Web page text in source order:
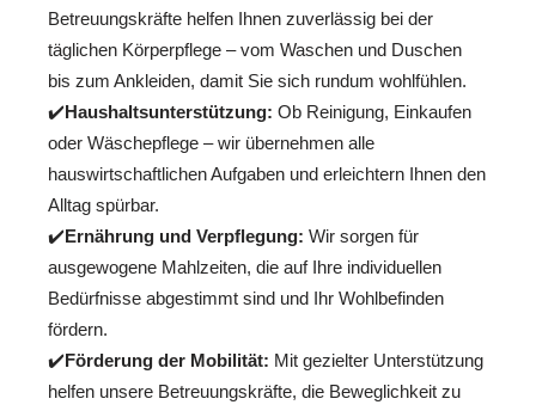
Betreuungskräfte helfen Ihnen zuverlässig bei der
täglichen Körperpflege – vom Waschen und Duschen
bis zum Ankleiden, damit Sie sich rundum wohlfühlen.
✔️Haushaltsunterstützung: Ob Reinigung, Einkaufen
oder Wäschepflege – wir übernehmen alle
hauswirtschaftlichen Aufgaben und erleichtern Ihnen den
Alltag spürbar.
✔️Ernährung und Verpflegung: Wir sorgen für
ausgewogene Mahlzeiten, die auf Ihre individuellen
Bedürfnisse abgestimmt sind und Ihr Wohlbefinden
fördern.
✔️Förderung der Mobilität: Mit gezielter Unterstützung
helfen unsere Betreuungskräfte, die Beweglichkeit zu